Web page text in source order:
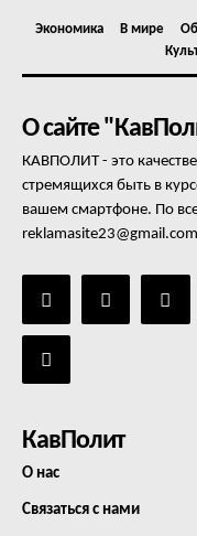
Экономика В мире
О сайте
КАВПОЛИТ - это
стремящихся быть в
вашем смартфоне. По
reklamasite23@gmail.com
КавПолит
О нас
Связаться с нами